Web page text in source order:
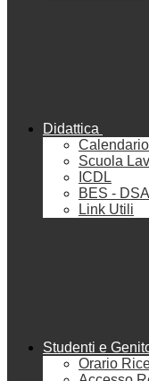
Didattica
Scuola
ICDL
BES -
Link Utili
Studenti e
Orario